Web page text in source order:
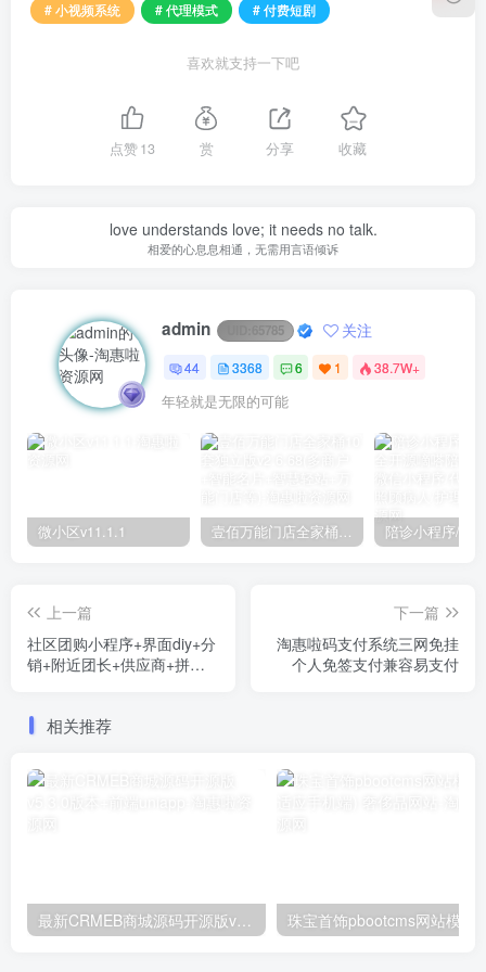
# 小视频系统 # 代理模式 # 付费短剧
喜欢就支持一下吧
点赞13 赏 分享 收藏
love understands love; it needs no talk.
相爱的心息息相通，无需用言语倾诉
admin 65785 关注
44 3368 6 1 38.7W+
年轻就是无限的可能
微小区v11.1.1 壹佰万能门店全家桶10套独立版v2.6.68(​多商户+智能名片+智慧轻站+万能门店等)
上一篇
社区团购小程序+界面diy+分
销+附近团长+供应商+拼团
下一篇
淘惠啦码支付系统三网免挂
个人免签支付兼容易支付
相关推荐